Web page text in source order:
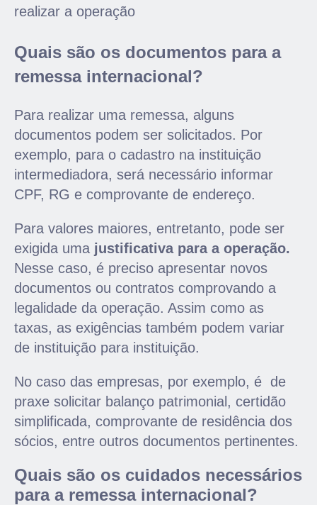
realizar a operação
Quais são os documentos para a
remessa internacional?
Para realizar uma remessa, alguns
documentos podem ser solicitados. Por
exemplo, para o cadastro na instituição
intermediadora, será necessário informar
CPF, RG e comprovante de endereço.
Para valores maiores, entretanto, pode ser
exigida uma justificativa para a operação.
Nesse caso, é preciso apresentar novos
documentos ou contratos comprovando a
legalidade da operação. Assim como as
taxas, as exigências também podem variar
de instituição para instituição.
No caso das empresas, por exemplo, é de
praxe solicitar balanço patrimonial, certidão
simplificada, comprovante de residência dos
sócios, entre outros documentos pertinentes.
Quais são os cuidados necessários
para a remessa internacional?